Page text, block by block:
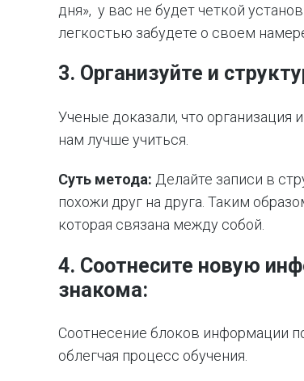
дня», у вас не будет четкой
легкостью забудете о своем
3. Организуйте и
Ученые доказали, что
нам лучше учиться.
Суть метода: Делайте записи в
похожи друг на друга. Таким
которая связана между собой.
4. Соотнесите новую
знакома:
Соотнесение блоков информации
облегчая процесс обучения.